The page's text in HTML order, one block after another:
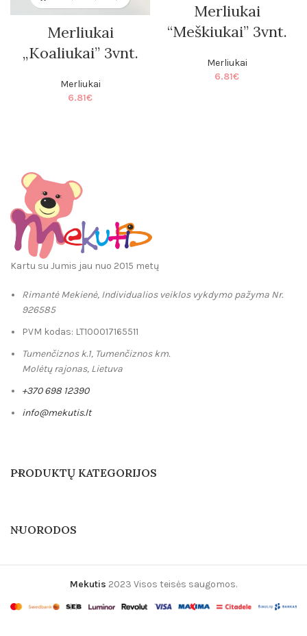
Merliukai
„Koaliukai” 3vnt.
Merliukai
6.81€
Merliukai
“Meškiukai” 3vnt.
Merliukai
6.81€
Kartu su Jumis jau nuo 2015 metų
Rimantė Mekienė, Individualios veiklos vykdymo pažyma Nr.
926585
PVM kodas: LT100017165511
Tumenčiznos k.1, Tumenčiznos km.
Molėtų rajonas, Lietuva
+370 698 12390
info@mekutis.lt
PRODUKTŲ KATEGORIJOS
NUORODOS
Mekutis 2023 Visos teisės saugomos.